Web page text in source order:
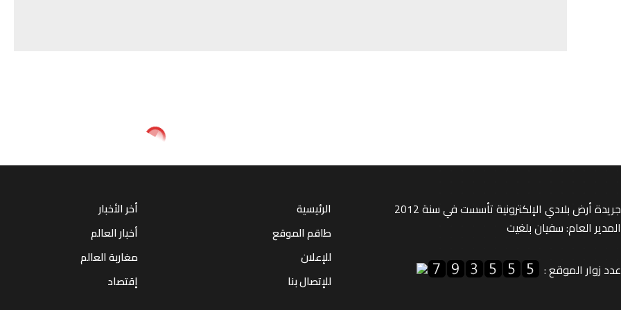
جريدة أرض بلادي الإلكترونية تأسست في سنة 2012
المدير العام: سفيان بلغيت
عدد زوار الموقع :
الرئيسية
طاقم الموقع
للإعلان
للإتصال بنا
أخر الأخبار
أخبار العالم
مغاربة العالم
إقتصاد